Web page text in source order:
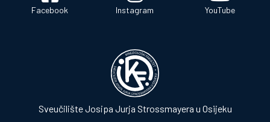
Facebook Instagram YouTube
Sveučilište Josipa Jurja Strossmayera u Osijeku